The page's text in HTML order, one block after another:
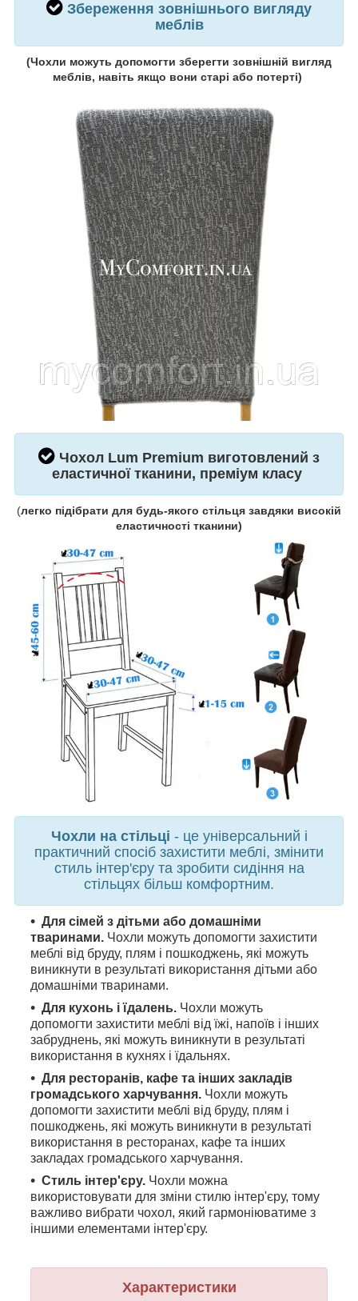
Збереження зовнішнього вигляду
меблів
(Чохли можуть допомогти зберегти зовнішній вигляд
меблів, навіть якщо вони старі або потерті)
Чохол Lum Premium виготовлений з
еластичної тканини, преміум класу
(легко підібрати для будь-якого стільця завдяки високій
еластичності тканини)
Чохли на стільці - це універсальний і
практичний спосіб захистити меблі, змінити
стиль інтер'єру та зробити сидіння на
стільцях більш комфортним.
Для сімей з дітьми або домашніми
тваринами. Чохли можуть допомогти захистити
меблі від бруду, плям і пошкоджень, які можуть
виникнути в результаті використання дітьми або
домашніми тваринами.
Для кухонь і їдалень. Чохли можуть
допомогти захистити меблі від їжі, напоїв і інших
забруднень, які можуть виникнути в результаті
використання в кухнях і їдальнях.
Для ресторанів, кафе та інших закладів
громадського харчування. Чохли можуть
допомогти захистити меблі від бруду, плям і
пошкоджень, які можуть виникнути в результаті
використання в ресторанах, кафе та інших
закладах громадського харчування.
Стиль інтер'єру. Чохли можна
використовувати для зміни стилю інтер'єру, тому
важливо вибрати чохол, який гармоніюватиме з
іншими елементами інтер'єру.
Характеристики